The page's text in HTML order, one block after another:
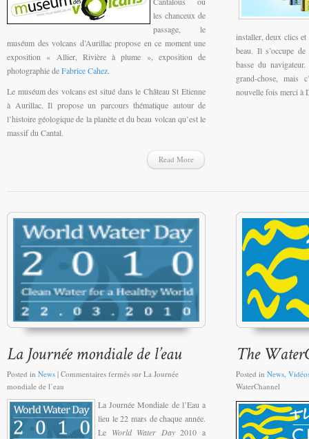
les chanceux de
passage, le
muséum des volcans d’Aurillac propose en ce moment une
exposition « Allier, Rivière à plume », exposition de
photographie deFabrice Cahez.
Le muséum des volcans est situé dans le Château St Etienne
à Aurillac. Il propose un parcours thématique autour de
l’histoire géologique de la planète et du beau volcan qu’est le
massif du Cantal.
Read More
installer, deux clics
beau. Il s’occupe
basse du
grand-chose, mais
nouvelle fois merci à
Posted in News | Commentaires fermés sur La Journée
mondiale de l’eau
La Journée Mondiale de l’Eau a
lieu le 22 mars de chaque année.
Le World Water Day2010 a
Posted in News
WaterChannel